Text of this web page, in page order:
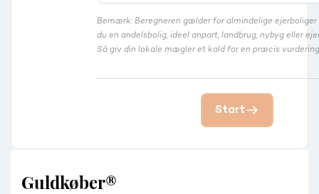
Bemærk: Beregneren gælder for almindelige ejerboliger
du en andelsbolig, ideel anpart, landbrug, nybyg eller
Så giv din lokale mægler et kald for en præcis
Start
Guldkøber®